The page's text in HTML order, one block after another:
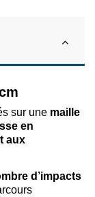
sur une maille
en
aux
d’impacts